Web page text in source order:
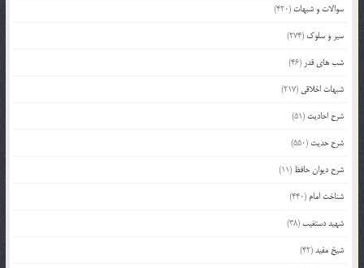
سوالات و شبهات (420)
سیر و سلوک (274)
شب های قدر (46)
شبهات اخلاقی (217)
شرح احادیث (51)
شرح حدیث (550)
شرح دیوان حافظ (11)
شناخت امام (440)
شهید دستغیب(38)
شیخ مفید(42)